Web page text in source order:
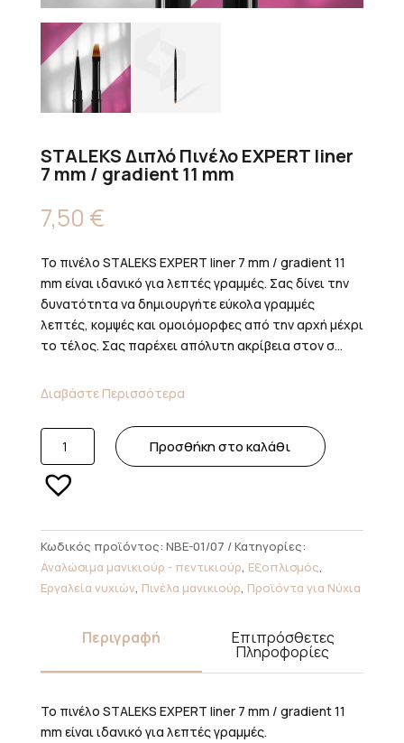
STALEKS Διπλό Πινέλο EXPERT liner
7 mm / gradient 11 mm
7,50 €
Το πινέλο STALEKS EXPERT liner 7 mm / gradient 11
mm είναι ιδανικό για λεπτές γραμμές. Σας δίνει την
δυνατότητα να δημιουργήτε εύκολα γραμμές
λεπτές, κομψές και ομοιόμορφες από την αρχή μέχρι
το τέλος. Σας παρέχει απόλυτη ακρίβεια στον σ...
Διαβάστε Περισσότερα
Διπλό
Πινέλο
EXPERT
7
mm
/
Προσθήκη στο καλάθι
Κωδικός προϊόντος: NBE-01/07
Κατηγορίες:
Αναλώσιμα μανικιούρ - πεντικιούρ, Εξοπλισμός,
Εργαλεία νυχιών, Πινέλα μανικιούρ, Προϊόντα για Νύχια
Περιγραφή Επιπρόσθετες
Πληροφορίες
Το πινέλο STALEKS EXPERT liner 7 mm / gradient 11
mm είναι ιδανικό για λεπτές γραμμές.